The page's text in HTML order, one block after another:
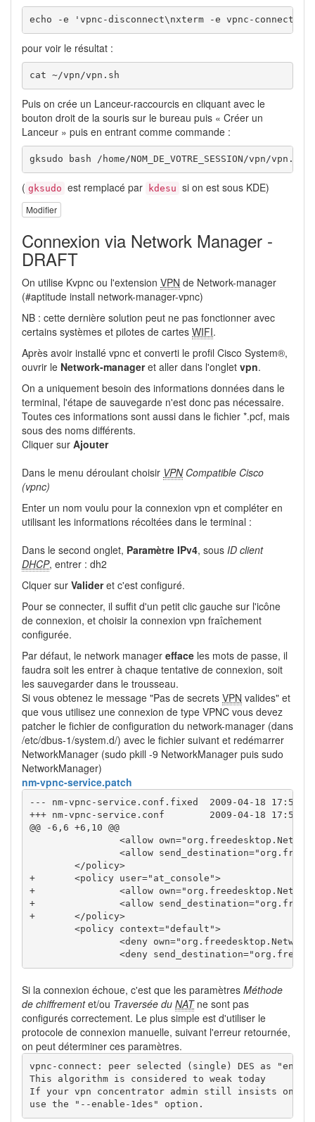
echo -e 'vpnc-disconnect\nxterm -e vpnc-connect
pour voir le résultat :
cat ~/vpn/vpn.sh
Puis on crée un Lanceur-raccourcis en cliquant avec le
bouton droit de la souris sur le bureau puis « Créer un
Lanceur » puis en entrant comme commande :
gksudo bash /home/NOM_DE_VOTRE_SESSION/vpn/vpn.sh
( gksudo est remplacé par kdesu si on est sous KDE)
Modifier
Connexion via Network Manager -
DRAFT
On utilise Kvpnc ou l'extension VPN de Network-manager
(#aptitude install network-manager-vpnc)
NB : cette dernière solution peut ne pas fonctionner avec
certains systèmes et pilotes de cartes WIFI.
Après avoir installé vpnc et converti le profil Cisco System®,
ouvrir le Network-manageret aller dans l'onglet vpn.
On a uniquement besoin des informations données dans le
terminal, l'étape de sauvegarde n'est donc pas nécessaire.
Toutes ces informations sont aussi dans le fichier *.pcf, mais
sous des noms différents.
Cliquer sur Ajouter
Dans le menu déroulant choisir VPNCompatible Cisco
(vpnc)
Enter un nom voulu pour la connexion vpn et compléter en
utilisant les informations récoltées dans le terminal :
Dans le second onglet, Paramètre IPv4, sous ID client
DHCP, entrer : dh2
Clquer sur Valideret c'est configuré.
Pour se connecter, il suffit d'un petit clic gauche sur l'icône
de connexion, et choisir la connexion vpn fraîchement
configurée.
Par défaut, le network manager efface les mots de passe, il
faudra soit les entrer à chaque tentative de connexion, soit
les sauvegarder dans le trousseau.
Si vous obtenez le message "Pas de secrets VPN valides" et
que vous utilisez une connexion de type VPNC vous devez
patcher le fichier de configuration du network-manager (dans
/etc/dbus-1/system.d/) avec le fichier suivant et redémarrer
NetworkManager (sudo pkill -9 NetworkManager puis sudo
NetworkManager)
nm-vpnc-service.patch
--- nm-vpnc-service.conf.fixed
+++ nm-vpnc-service.conf	2009-
@@ -6,6 +6,10 @@
</policy>
+	<policy user="at_console">
+		<allow
+		<allow
+	</policy>
<deny
Si la connexion échoue, c'est que les paramètres Méthode
de chiffrementet/ou Traversée du NATne sont pas
configurés correctement. Le plus simple est d'utiliser le
protocole de connexion manuelle, suivant l'erreur retournée,
on peut déterminer ces paramètres.
vpnc-connect: peer selected (single) DES as
This algorithm is considered to weak today
If your vpn concentrator admin still insists on
use the "--enable-1des" option.